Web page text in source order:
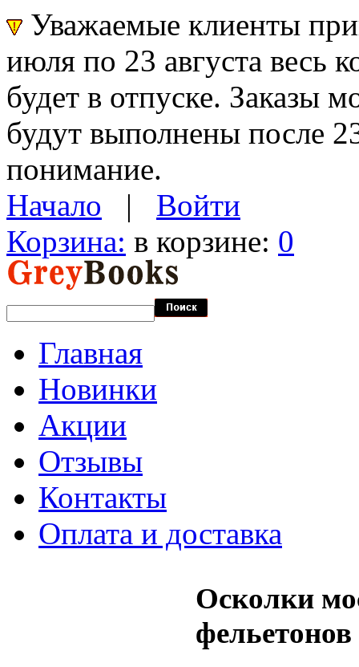
Уважаемые клиенты
июля по 23 августа весь
будет в отпуске. Заказы
будут выполнены после
понимание.
Начало | Войти
Корзина: в корзине: 0
Главная
Новинки
Акции
Отзывы
Контакты
Оплата и доставка
Осколки